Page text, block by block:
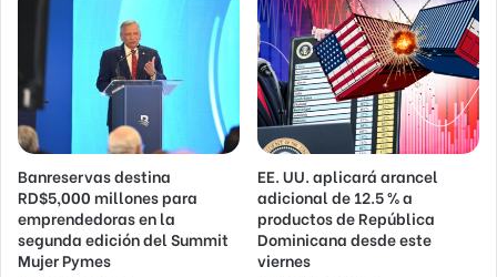
Banreservas destina
RD$5,000 millones para
emprendedoras en la
segunda edición del Summit
Mujer Pymes
EE. UU. aplicará arancel
adicional de 12.5 % a
productos de República
Dominicana desde este
viernes